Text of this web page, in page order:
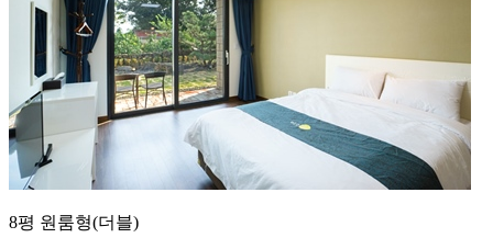
8평 원룸형(더블)